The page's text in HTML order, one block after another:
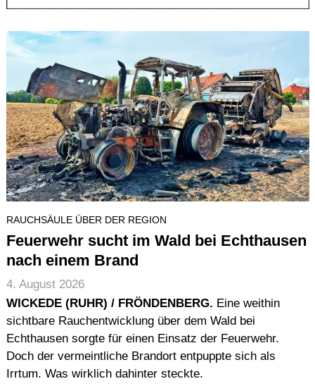
RAUCHSÄULE ÜBER DER REGION
Feuerwehr sucht im Wald bei Echthausen
nach einem Brand
4. August 2026
WICKEDE (RUHR) / FRÖNDENBERG. Eine weithin
sichtbare Rauchentwicklung über dem Wald bei
Echthausen sorgte für einen Einsatz der Feuerwehr.
Doch der vermeintliche Brandort entpuppte sich als
Irrtum. Was wirklich dahinter steckte.